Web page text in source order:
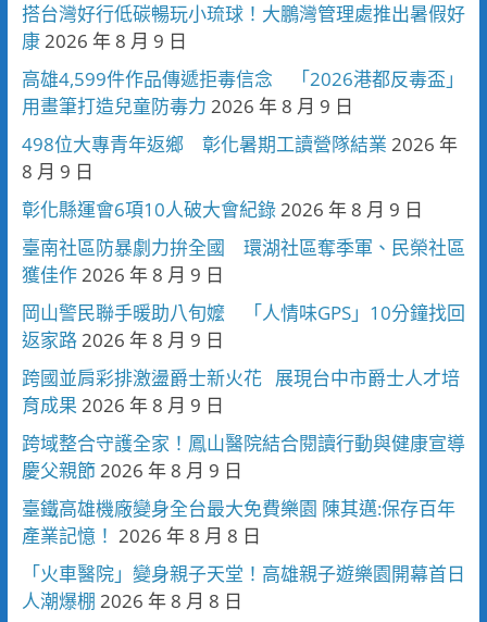
搭台灣好行低碳暢玩小琉球！大鵬灣管理處推出暑假好
康2026 年 8 月 9 日
高雄4,599件作品傳遞拒毒信念 「2026港都反毒盃」
用畫筆打造兒童防毒力 2026 年 8 月 9 日
498位大專青年返鄉 彰化暑期工讀營隊結業 2026 年
8 月 9 日
彰化縣運會6項10人破大會紀錄2026 年 8 月 9 日
臺南社區防暴劇力拚全國 環湖社區奪季軍、民榮社區
獲佳作2026 年 8 月 9 日
岡山警民聯手暖助八旬嬤 「人情味GPS」10分鐘找回
返家路2026 年 8 月 9 日
跨國並肩彩排激盪爵士新火花 展現台中市爵士人才培
育成果 2026 年 8 月 9 日
跨域整合守護全家！鳳山醫院結合閱讀行動與健康宣導
慶父親節2026 年 8 月 9 日
臺鐵高雄機廠變身全台最大免費樂園 陳其邁:保存百年
產業記憶！ 2026 年 8 月 8 日
「火車醫院」變身親子天堂！高雄親子遊樂園開幕首日
人潮爆棚 2026 年 8 月 8 日